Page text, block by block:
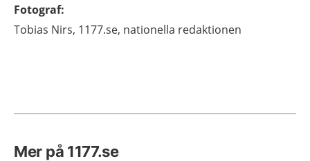
Fotograf:
Tobias Nirs, 1177.se, nationella redaktionen
Mer på 1177.se